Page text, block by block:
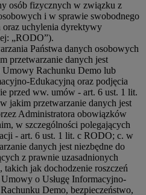
osób fizycznych w związku z
i w sprawie swobodnego
oraz uchylenia dyrektywy
„RODO”).
Państwa danych osobowych
przetwarzanie danych jest
Umowy Rachunku Demo lub
Edukacyjną oraz podjęcia
przed ww. umów - art. 6 ust. 1 lit.
jakim przetwarzanie danych jest
Administratora obowiązków
w szczególności polegających
- art. 6 ust. 1 lit. c RODO; c. w
danych jest niezbędne do
z prawnie uzasadnionych
takich jak dochodzenie roszczeń
o Usługę Informacyjno-
Demo, bezpieczeństwo,